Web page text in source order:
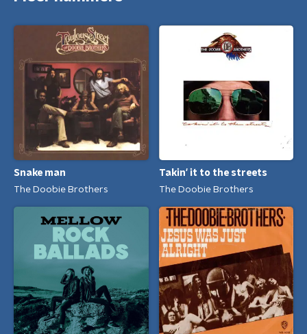
Snake man
The Doobie Brothers
Takin' it to the streets
The Doobie Brothers